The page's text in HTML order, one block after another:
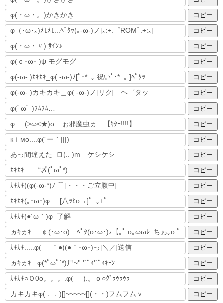
コピー
コピー
コピー
コピー
コピー
コピー
コピー
コピー
コピー
コピー
コピー
コピー
コピー
コピー
コピー
コピー
コピー
コピー
コピー